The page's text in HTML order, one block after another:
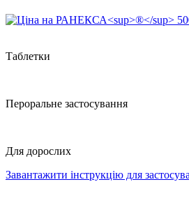
Таблетки
Пероральне застосування
Для дорослих
Завантажити інструкцію для